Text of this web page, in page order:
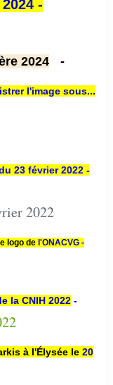
-
2024 -
l'image sous...
23 février 2022 -
2022
logo de l'ONACVG -
la CNIH 2022 -
à l'Élysée le 20